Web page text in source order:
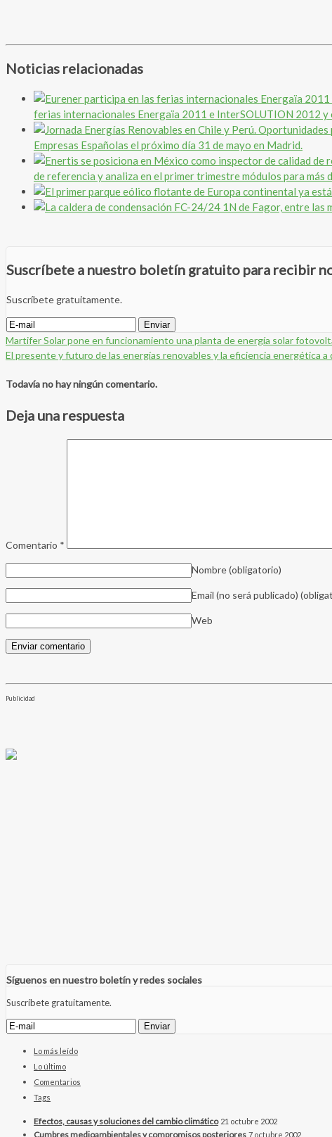
Noticias relacionadas
ferias internacionales Energaïa 2011 e InterSOLUTION 2012
Empresas Españolas el próximo día 31 de mayo en Madrid.
de referencia y analiza en el primer trimestre módulos para más
Suscríbete a nuestro boletín gratuito para recibir
Suscríbete gratuitamente.
Martifer Solar pone en funcionamiento una planta de energía solar
El presente y futuro de las energías renovables y la eficiencia energética a
Todavía no hay ningún comentario.
Deja una respuesta
Comentario *
Nombre(obligatorio)
Email (no será publicado)
Web
Publicidad
Síguenos en nuestro boletín y redes sociales
Suscríbete gratuitamente.
Lo más leído
Lo último
Comentarios
Tags
Efectos, causas y soluciones del cambio climático 21 octubre 2002
Cumbres medioambientales y compromisos posteriores 7 octubre 2002